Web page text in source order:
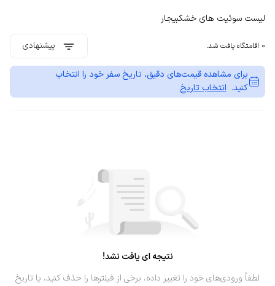
لیست سوئیت های خشکبیجار
0 اقامتگاه یافت شد. پیشنهادی
برای مشاهده قیمت‌های دقیق، تاریخ سفر خود را انتخاب
کنید. انتخاب تاریخ
نتیجه ای یافت نشد!
لطفاً ورودی‌های خود را تغییر داده، برخی از فیلترها را حذف کنید، یا تاریخ